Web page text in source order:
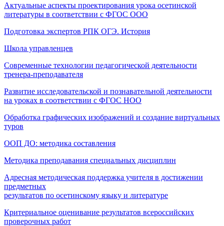
Актуальные аспекты проектирования урока осетинской
литературы в соответствии с ФГОС ООО
Подготовка экспертов РПК ОГЭ. История
Школа управленцев
Современные технологии педагогической деятельности
тренера-преподавателя
Развитие исследовательской и познавательной деятельности
на уроках в соответствии с ФГОС НОО
Обработка графических изображений и создание виртуальных
туров
ООП ДО: методика составления
Методика преподавания специальных дисциплин
Адресная методическая поддержка учителя в достижении
предметных
результатов по осетинскому языку и литературе
Критериальное оценивание результатов всероссийских
проверочных работ